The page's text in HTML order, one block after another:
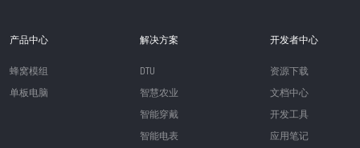
产品中心
蜂窝模组
单板电脑
解决方案
DTU
智慧农业
智能穿戴
智能电表
开发者中心
资源下载
文档中心
开发工具
应用笔记